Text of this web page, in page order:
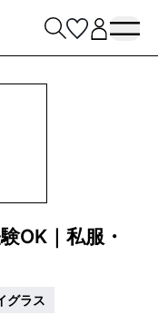
OK｜私服・
グラス